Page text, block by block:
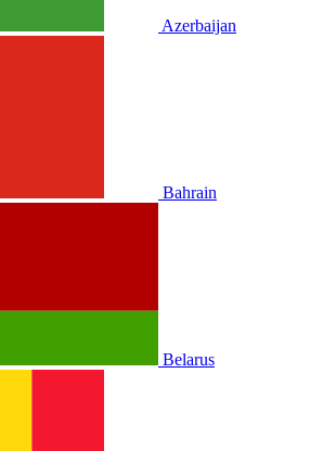
Azerbaijan
Bahrain
Belarus